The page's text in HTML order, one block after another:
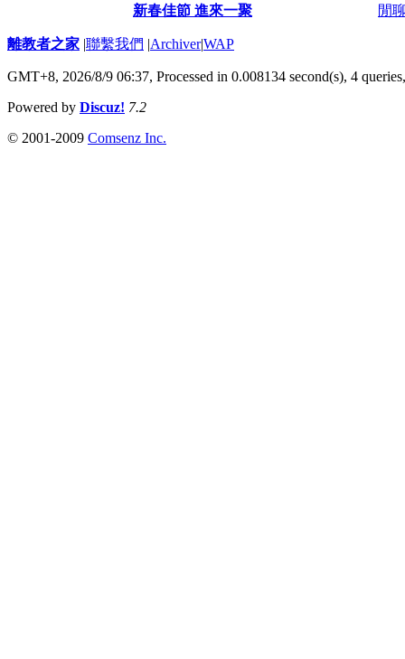
新春佳節 進來一聚
閒
離教者之家 |聯繫我們 |Archiver|WAP
GMT+8, 2026/8/9 06:37, Processed in 0.008134 second(s), 4
Powered by Discuz! 7.2
© 2001-2009 Comsenz Inc.